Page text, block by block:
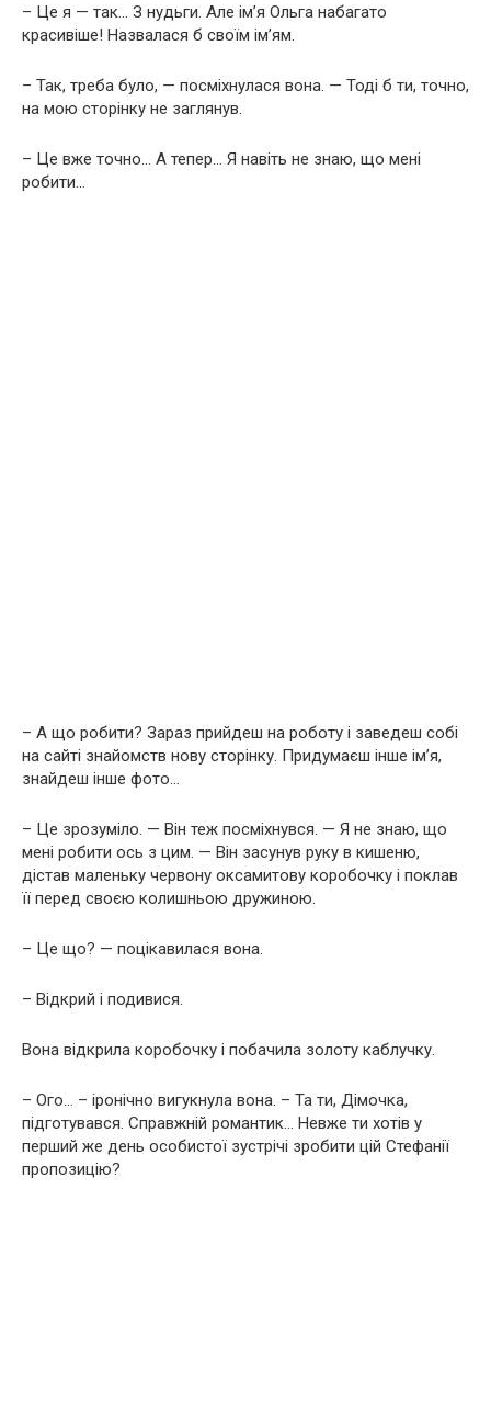
– Це я — так… З нудьги. Але ім’я Ольга набагато
красивіше! Назвалася б своїм ім’ям.
– Так, треба було, — посміхнулася вона. — Тоді б ти, точно,
на мою сторінку не заглянув.
– Це вже точно… А тепер… Я навіть не знаю, що мені
робити…
– А що робити? Зараз прийдеш на роботу і заведеш собі
на сайті знайомств нову сторінку. Придумаєш інше ім’я,
знайдеш інше фото…
– Це зрозуміло. — Він теж посміхнувся. — Я не знаю, що
мені робити ось з цим. — Він засунув руку в кишеню,
дістав маленьку червону оксамитову коробочку і поклав
її перед своєю колишньою дружиною.
– Це що? — поцікавилася вона.
– Відкрий і подивися.
Вона відкрила коробочку і побачила золоту каблучку.
– Ого… – іронічно вигукнула вона. – Та ти, Дімочка,
підготувався. Справжній романтик… Невже ти хотів у
перший же день особистої зустрічі зробити цій Стефанії
пропозицію?